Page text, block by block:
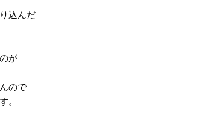
込んだ
が
ので
。